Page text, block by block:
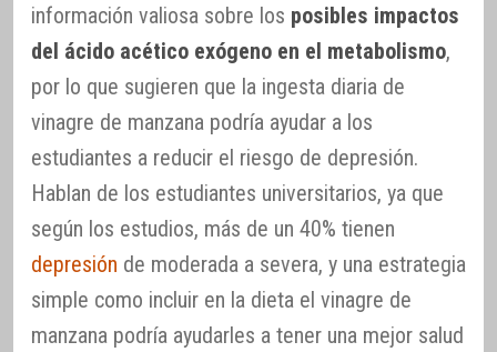
información valiosa sobre los posibles impactos
del ácido acético exógeno en el metabolismo,
por lo que sugieren que la ingesta diaria de
vinagre de manzana podría ayudar a los
estudiantes a reducir el riesgo de depresión.
Hablan de los estudiantes universitarios, ya que
según los estudios, más de un 40% tienen
depresión de moderada a severa, y una estrategia
simple como incluir en la dieta el vinagre de
manzana podría ayudarles a tener una mejor salud